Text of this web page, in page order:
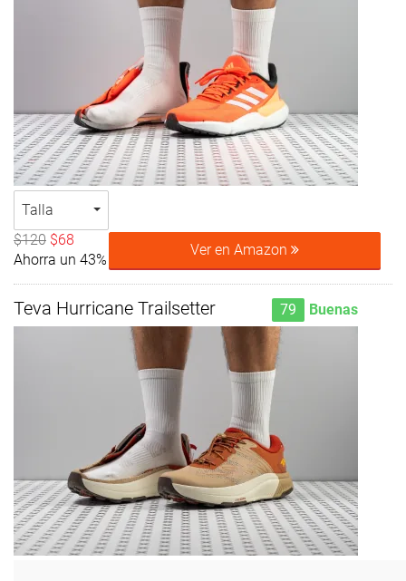
Talla
$120 $68
Ahorra un 43%
Ver en Amazon
Teva Hurricane Trailsetter 79 Buenas